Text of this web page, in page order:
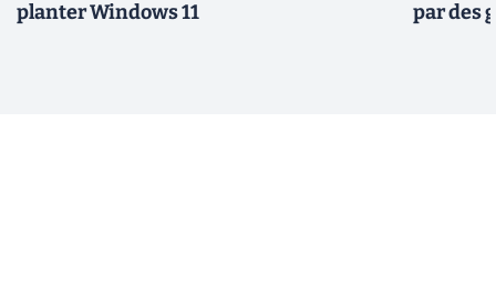
planter Windows 11
par des